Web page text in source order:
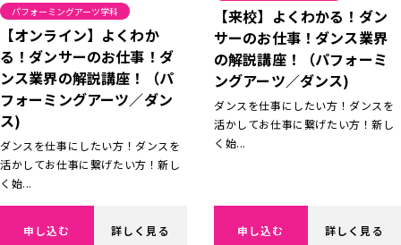
パフォーミングアーツ学科
【オンライン】よくわか
る！ダンサーのお仕事！ダ
ンス業界の解説講座！（パ
フォーミングアーツ／ダン
ス)
ダンスを仕事にしたい方！ダンスを
活かしてお仕事に繋げたい方！新し
く始...
申し込む 詳しく見る
【来校】よくわかる！ダン
サーのお仕事！ダンス業界
の解説講座！（パフォーミ
ングアーツ／ダンス)
ダンスを仕事にしたい方！ダンスを
活かしてお仕事に繋げたい方！新し
く始...
申し込む 詳しく見る